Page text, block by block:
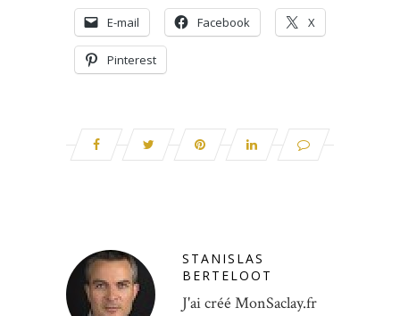
E-mail Facebook X
Pinterest
STANISLAS
BERTELOOT
J'ai créé MonSaclay.fr